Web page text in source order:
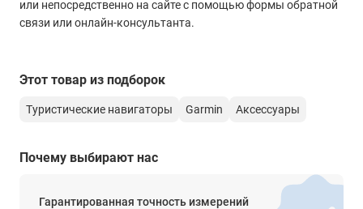
или непосредственно на сайте с помощью формы обратной
связи или онлайн-консультанта.
Этот товар из подборок
Туристические навигаторы Garmin Аксессуары
Почему выбирают нас
Гарантированная точность измерений